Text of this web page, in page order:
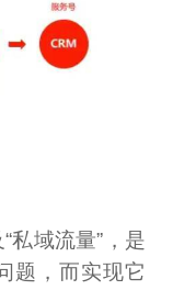
私域流量”，是
题，而实现它